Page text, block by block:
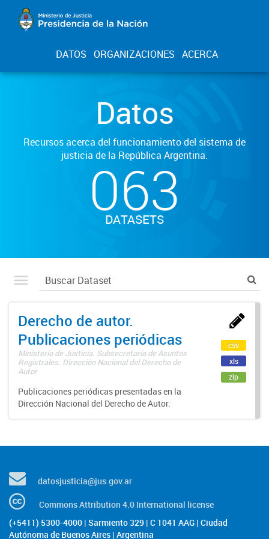
DATOS ORGANIZACIONES ACERCA
Datos
Recursos acerca del funcionamiento del sistema de
justicia de la República Argentina.
063
DATASETS
Derecho de autor.
Publicaciones periódicas
Ministerio de Justicia. Subsecretaría de Asuntos
Registrales. Dirección Nacional del Derecho de
Autor
Publicaciones periódicas presentadas en la
Dirección Nacional del Derecho de Autor.
csv
xls
zip
datosjusticia@jus.gov.ar
Commons Attribution 4.0 International license
(+5411) 5300-4000 | Sarmiento 329 | C 1041 AAG | Ciudad
Autónoma de Buenos Aires | Argentina